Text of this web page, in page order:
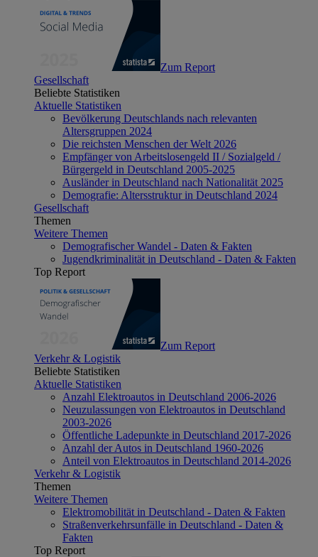
Zum Report
Gesellschaft
Beliebte Statistiken
Aktuelle Statistiken
Bevölkerung Deutschlands nach relevanten
Altersgruppen 2024
Die reichsten Menschen der Welt 2026
Empfänger von Arbeitslosengeld II / Sozialgeld /
Bürgergeld in Deutschland 2005-2025
Ausländer in Deutschland nach Nationalität 2025
Demografie: Altersstruktur in Deutschland 2024
Gesellschaft
Themen
Weitere Themen
Demografischer Wandel - Daten & Fakten
Jugendkriminalität in Deutschland - Daten & Fakten
Top Report
Zum Report
Verkehr & Logistik
Beliebte Statistiken
Aktuelle Statistiken
Anzahl Elektroautos in Deutschland 2006-2026
Neuzulassungen von Elektroautos in Deutschland
2003-2026
Öffentliche Ladepunkte in Deutschland 2017-2026
Anzahl der Autos in Deutschland 1960-2026
Anteil von Elektroautos in Deutschland 2014-2026
Verkehr & Logistik
Themen
Weitere Themen
Elektromobilität in Deutschland - Daten & Fakten
Straßenverkehrsunfälle in Deutschland - Daten &
Fakten
Top Report